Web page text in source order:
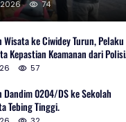
74
ke Ciwidey Turun, Pelaku
Kepastian Keamanan dari Polisi
Jabar57
Dandim 0204/DS ke Sekolah
Tebing Tinggi.